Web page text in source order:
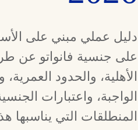
دليل عملي مبني على
الأهلية، والحدود
الواجبة، واعتبارات
المنطلقات التي يناسبها